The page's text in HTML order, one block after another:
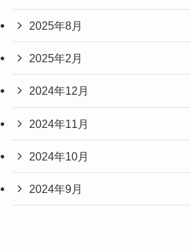
2025年8月
2025年2月
2024年12月
2024年11月
2024年10月
2024年9月